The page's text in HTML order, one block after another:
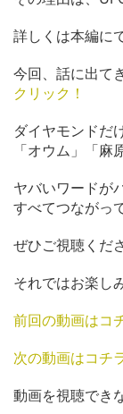
詳しくは本編に
今回、話に出て
クリック！
ダイヤモンドだ
「オウム」「麻
ヤバいワードが
すべてつながっ
ぜひご視聴くだ
それではお楽し
前回の動画はコ
次の動画はコチ
動画を視聴でき